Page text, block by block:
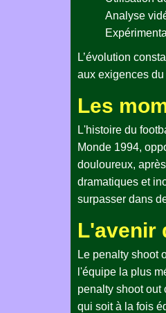
Analyse
L’évolution
aux exigences du
Les
L'histoire du
Monde 1994,
douloureux,
dramatiques et
surpasser dans
L'avenir
Le penalty shoot
l'équipe la plus
penalty shoot out
qui soit à la fois